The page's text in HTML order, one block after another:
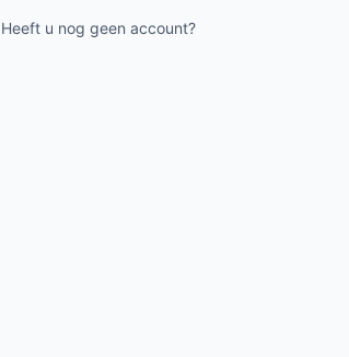
Heeft u nog geen account?